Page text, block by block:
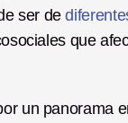
ser de
que
un panorama